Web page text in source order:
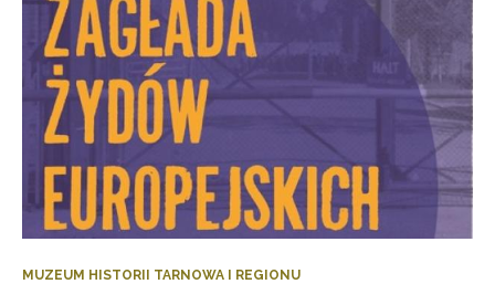
MUZEUM HISTORII TARNOWA I REGIONU